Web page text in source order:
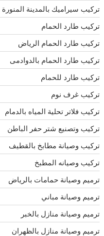
تركيب سيراميك بالمدينة المنورة
تركيب طارد الحمام
تركيب طارد الحمام الرياض
تركيب طارد الحمام بالدوادمى
تركيب طارد للحمام
تركيب غرف نوم
تركيب فلاتر تحلية المياه بالدمام
تركيب وتصنيع شتر حفر الباطن
تركيب وصيانة مطابخ بالقطيف
تركيب وصيانه المطبخ
ترميم وصيانة حمامات بالرياض
ترميم وصيانة مباني
ترميم وصيانة منازل بالخبر
ترميم وصيانة منازل بالظهران